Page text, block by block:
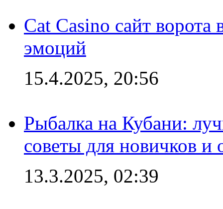
Cat Casino сайт
эмоций
15.4.2025, 20:56
Рыбалка на Кубани:
советы для новичков
13.3.2025, 02:39